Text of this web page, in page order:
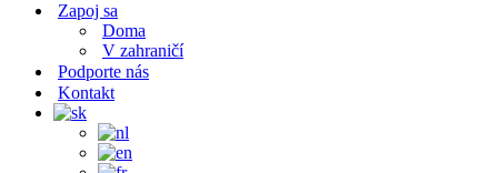
Zapoj sa
Doma
V zahraničí
Podporte nás
Kontakt